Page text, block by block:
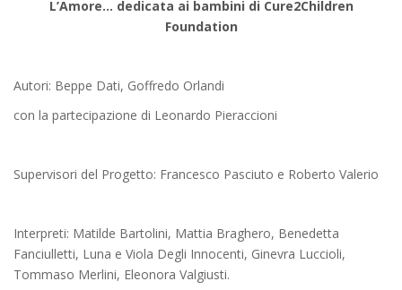
L’Amore… dedicata ai bambini di Cure2Children
Foundation
Autori: Beppe Dati, Goffredo Orlandi
con la partecipazione di Leonardo Pieraccioni
Supervisori del Progetto: Francesco Pasciuto e Roberto Valerio
Interpreti: Matilde Bartolini, Mattia Braghero, Benedetta
Fanciulletti, Luna e Viola Degli Innocenti, Ginevra Luccioli,
Tommaso Merlini, Eleonora Valgiusti.